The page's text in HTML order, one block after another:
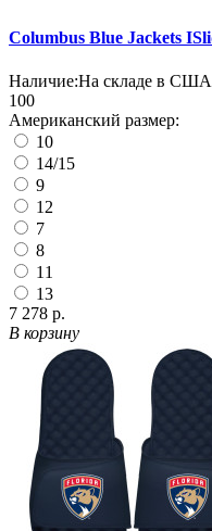
Columbus Blue Jackets
Наличие:На складе в США
100
Американский размер:
10
14/15
9
12
7
8
11
13
7 278 р.
В корзину